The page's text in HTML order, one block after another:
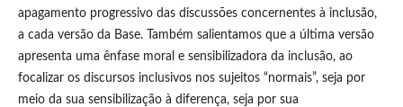
apagamento progressivo das discussões concernentes à inclusão,
a cada versão da Base. Também salientamos que a última versão
apresenta uma ênfase moral e sensibilizadora da inclusão, ao
focalizar os discursos inclusivos nos sujeitos “normais”, seja por
meio da sua sensibilização à diferença, seja por sua